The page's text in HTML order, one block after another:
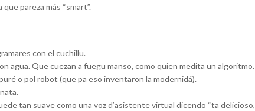
pareza más “smart”.
con el cuchillu.
agua. Que cuezan a fuegu manso, como quien medita un algoritmo.
o pol robot (que pa eso inventaron la modernidá).
tan suave como una voz d’asistente virtual dicendo “ta delicioso,